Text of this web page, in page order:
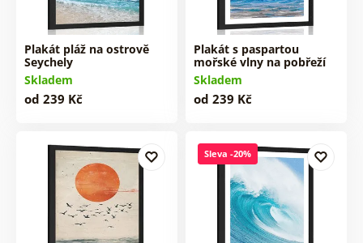
Plakát pláž na ostrově
Seychely
Skladem
od 239 Kč
Plakát s paspartou
mořské vlny na pobřeží
Skladem
od 239 Kč
Sleva -20%